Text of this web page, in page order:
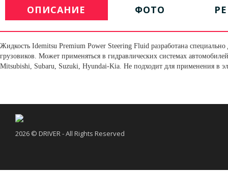
ОПИСАНИЕ ФОТО
Жидкость Idemitsu Premium Power Steering Fluid разработана
грузовиков. Может применяться в гидравлических системах
Mitsubishi, Subaru, Suzuki, Hyundai-Kia. Не подходит для применения в
2026 © DRIVER - All Rights Reserved